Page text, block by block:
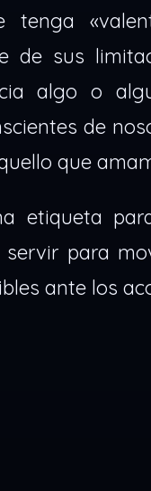
de sus
algo o
de
que
etiqueta
para
ante los